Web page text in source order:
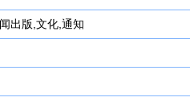
出版,文化,通知